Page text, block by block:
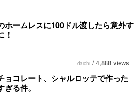
ホームレスに100ドル渡したら意外す
！
daichi / 4,888 views
ョコレート、シャルロッテで作った
る件。